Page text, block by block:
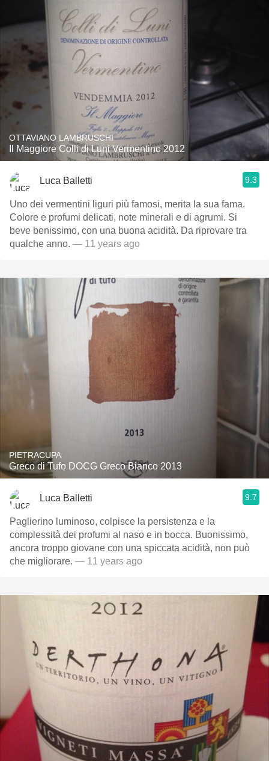
OTTAVIANO LAMBRUSCHI
Il Maggiore Colli di Luni Vermentino 2012
Luca Balletti 9.3
Uno dei vermentini liguri più famosi, merita la sua fama.
Colore e profumi delicati, note minerali e di agrumi. Si
beve benissimo, con una buona acidità. Da riprovare tra
qualche anno. — 11 years ago
PIETRACUPA
Greco di Tufo DOCG Greco Bianco 2013
Luca Balletti 9.7
Paglierino luminoso, colpisce la persistenza e la
complessità dei profumi al naso e in bocca. Buonissimo,
ancora troppo giovane con una spiccata acidità, non può
che migliorare. — 11 years ago